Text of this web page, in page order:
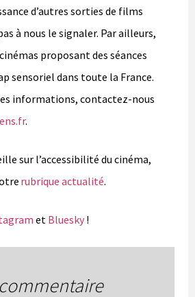
d’autres sorties de films
à nous le signaler. Par ailleurs,
proposant des séances
sensoriel dans toute la France.
informations, contactez-nous
.
sur l’accessibilité du cinéma,
rubrique actualité.
et Bluesky !